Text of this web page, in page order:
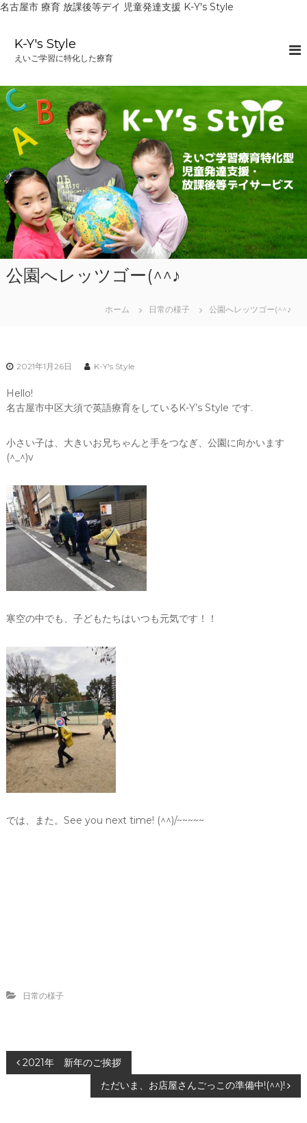
名古屋市 療育 放課後等デイ 児童発達支援 K-Y's Style
へ
ス
キ
ッ
プ
K-Y's Style
えいご学習に特化した療育
公園へレッツゴー(^^♪
ホーム 日常の様子 公園へレッツゴー(^^♪
2021年1月26日 K-Y's Style
Hello!
名古屋市中区大須で英語療育をしているK-Y’s Style です.
小さい子は、大きいお兄ちゃんと手をつなぎ、公園に向かいます
(^_^)v
寒空の中でも、子どもたちはいつも元気です！！
では、また。See you next time! (^^)/~~~~~
日常の様子
投2021年 新年のご挨拶
ただいま、お店屋さんごっこの準備中!(^^)!